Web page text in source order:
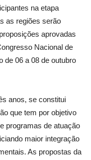
na etapa
as regiões serão
aprovadas
Nacional de
de 06 a 08 de outubro
anos, se constitui
que tem por objetivo
programas de atuação
maior integração
As propostas da